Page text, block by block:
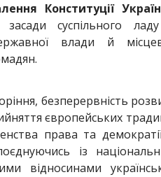
Конституції
засади суспільного
влади й
безперервність
європейських
права та
із
відносинами